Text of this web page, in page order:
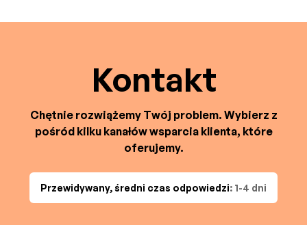
Kontakt
Chętnie rozwiążemy Twój problem. Wybierz z
pośród kilku kanałów wsparcia klienta, które
oferujemy.
Przewidywany, średni czas odpowiedzi: 1-4 dni